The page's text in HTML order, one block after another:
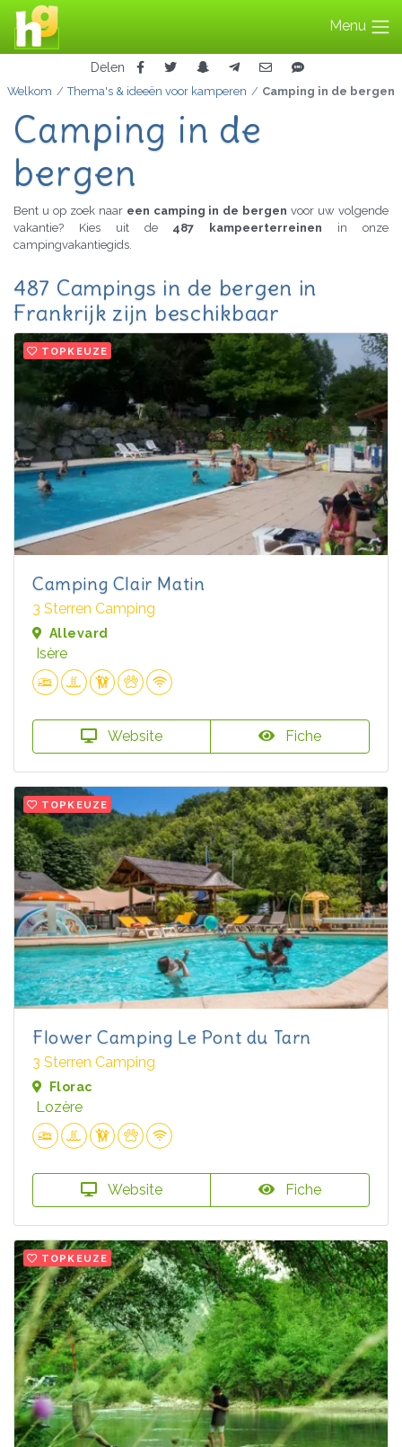
Menu
Delen
Welkom Thema's & ideeën voor kamperen Camping in de bergen
Camping in de
bergen
Bent u op zoek naar een camping in de bergen voor uw volgende
vakantie? Kies uit de 487 kampeerterreinen in onze
campingvakantiegids.
487 Campings in de bergen in
Frankrijk zijn beschikbaar
TOPKEUZE
Camping Clair Matin
3 Sterren Camping
Allevard
Isère
Website Fiche
TOPKEUZE
Flower Camping Le Pont du Tarn
3 Sterren Camping
Florac
Lozère
Website Fiche
TOPKEUZE